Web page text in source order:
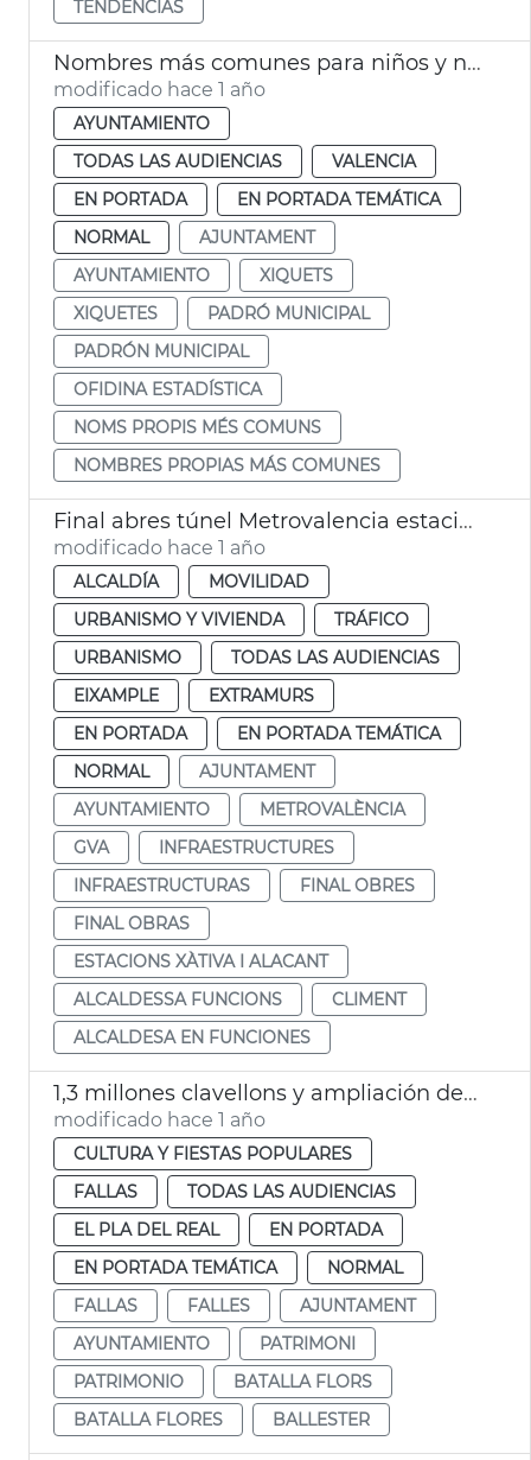
TENDENCIAS
Nombres más comunes para niños y niñas nacidos 2024 Vlc
modificado hace 1 año
AYUNTAMIENTO
TODAS LAS AUDIENCIAS
VALENCIA
EN PORTADA
EN PORTADA TEMÁTICA
NORMAL
AJUNTAMENT
AYUNTAMIENTO
XIQUETS
XIQUETES
PADRÓ MUNICIPAL
PADRÓN MUNICIPAL
OFIDINA ESTADÍSTICA
NOMS PROPIS MÉS COMUNS
NOMBRES PROPIAS MÁS COMUNES
Final abres túnel Metrovalencia estaciones de Xàtiva y Alicante
modificado hace 1 año
ALCALDÍA
MOVILIDAD
URBANISMO Y VIVIENDA
TRÁFICO
URBANISMO
TODAS LAS AUDIENCIAS
EIXAMPLE
EXTRAMURS
EN PORTADA
EN PORTADA TEMÁTICA
NORMAL
AJUNTAMENT
AYUNTAMIENTO
METROVALÈNCIA
GVA
INFRAESTRUCTURES
INFRAESTRUCTURAS
FINAL OBRES
FINAL OBRAS
ESTACIONS XÀTIVA I ALACANT
ALCALDESSA FUNCIONS
CLIMENT
ALCALDESA EN FUNCIONES
1,3 millones clavellons y ampliación decoración tribuna autoridades Batalla Flores
modificado hace 1 año
CULTURA Y FIESTAS POPULARES
FALLAS
TODAS LAS AUDIENCIAS
EL PLA DEL REAL
EN PORTADA
EN PORTADA TEMÁTICA
NORMAL
FALLAS
FALLES
AJUNTAMENT
AYUNTAMIENTO
PATRIMONI
PATRIMONIO
BATALLA FLORS
BATALLA FLORES
BALLESTER